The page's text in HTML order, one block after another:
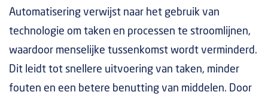
Automatisering verwijst naar het gebruik van
technologie om taken en processen te stroomlijnen,
waardoor menselijke tussenkomst wordt verminderd.
Dit leidt tot snellere uitvoering van taken, minder
fouten en een betere benutting van middelen. Door